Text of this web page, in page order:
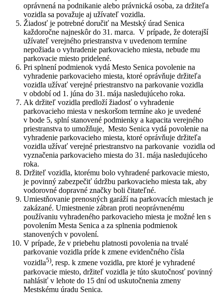
oprávnená na podnikanie alebo právnická osoba, za držiteľa
vozidla sa považuje aj užívateľ vozidla.
Žiadosť je potrebné doručiť na Mestský úrad Senica
každoročne najneskôr do 31. marca. V prípade, že doterajší
užívateľ verejného priestranstva v uvedenom termíne
nepožiada o vyhradenie parkovacieho miesta, nebude mu
parkovacie miesto pridelené.
Pri splnení podmienok vydá Mesto Senica povolenie na
vyhradenie parkovacieho miesta, ktoré oprávňuje držiteľa
vozidla užívať verejné priestranstvo na parkovanie vozidla
v období od 1. júna do 31. mája nasledujúceho roka.
Ak držiteľ vozidla predloží žiadosť o vyhradenie
parkovacieho miesta v neskoršom termíne ako je uvedené
v bode 5, splní stanovené podmienky a kapacita verejného
priestranstva to umožňuje, Mesto Senica vydá povolenie na
vyhradenie parkovacieho miesta, ktoré oprávňuje držiteľa
vozidla užívať verejné priestranstvo na parkovanie vozidla od
vyznačenia parkovacieho miesta do 31. mája nasledujúceho
roka.
Držiteľ vozidla, ktorému bolo vyhradené parkovacie miesto,
je povinný zabezpečiť údržbu parkovacieho miesta tak, aby
vodorovné dopravné značky boli čitateľné.
Umiestňovanie prenosných garáží na parkovacích miestach je
zakázané. Umiestnenie zábran proti neoprávnenému
používaniu vyhradeného parkovacieho miesta je možné len s
povolením Mesta Senica a za splnenia podmienok
stanovených v povolení.
V prípade, že v priebehu platnosti povolenia na trvalé
parkovanie vozidla príde k zmene evidenčného čísla
vozidla5), resp. k zmene vozidla, pre ktoré je vyhradené
parkovacie miesto, držiteľ vozidla je túto skutočnosť povinný
nahlásiť v lehote do 15 dní od uskutočnenia zmeny
Mestskému úradu Senica.